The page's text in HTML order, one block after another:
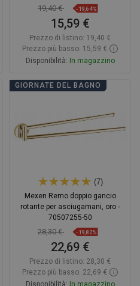
19,40 € -19,64%
15,59 €
Prezzo di listino: 19,40 €
Prezzo più basso: 15,59 €
Disponibilità: In magazzino
Aggiungi al carrello
GIORNATE DEL BAGNO
(7)
Mexen Remo doppio gancio
rotante per asciugamani, oro -
70507255-50
28,30 € -19,82%
22,69 €
Prezzo di listino: 28,30 €
Prezzo più basso: 22,69 €
Disponibilità: In magazzino